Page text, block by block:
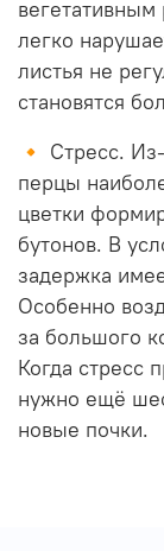
легко
листья не
становятся
🔸 Стресс.
перцы
цветки
бутонов. В
задержка
Особенно
за большого
Когда стресс
нужно ещё
новые почки.